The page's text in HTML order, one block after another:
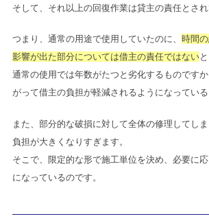
そして、それ以上の回復作業は貸主の責任とされ
つまり、通常の用途で使用していたのに、 時間
影響が出た部分については借主の責任ではない
通常の使用では年数がたつと劣化するものです
がって借主の負担が軽減されるようになっている
また、部分的な破損に対して全体の修理してし
負担が大きくなりすぎます。
そこで、限定的な形で施工単位を決め、必要に
になっているのです。